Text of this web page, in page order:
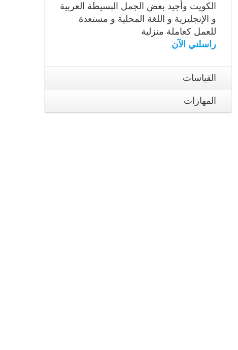
الكويت وأجيد بعض الجمل البسيطة العربية
و الإنجليزية و اللغة المحلية و مستعدة
للعمل كعاملة منزلية
راسلني الآن
القياسات
المهارات